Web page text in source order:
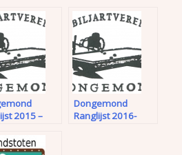
2015 –
Dongemond
Ranglijst 2016-